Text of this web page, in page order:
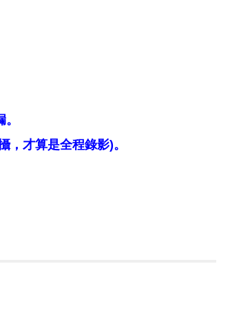
，才算是全程錄影)。